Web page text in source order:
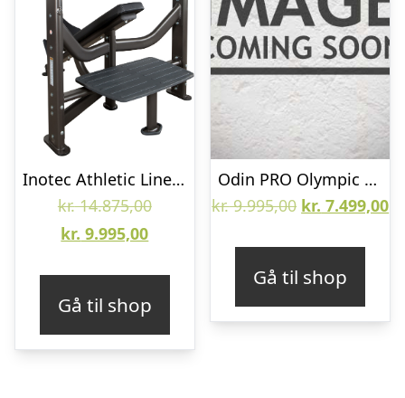
Inotec Athletic Line Skrå Bænkpres
kr.14.875,00Den
kr. 14.875,00.
kr. 9.995,00Den
er:
kr. 9.995,00.
Gå til shop
Odin PRO Olympic Decline Bench
kr.9.995,00 Den
var:
kr. 9.995,00.
kr. 7.499,00
Gå til shop